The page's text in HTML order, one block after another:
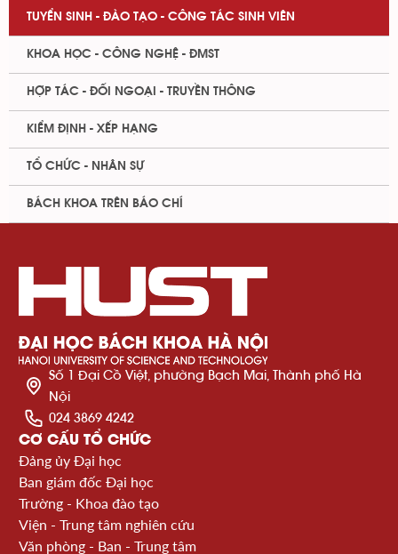
TUYỂN SINH - ĐÀO TẠO - CÔNG TÁC SINH VIÊN
KHOA HỌC - CÔNG NGHỆ - ĐMST
HỢP TÁC - ĐỐI NGOẠI - TRUYỀN THÔNG
KIỂM ĐỊNH - XẾP HẠNG
TỔ CHỨC - NHÂN SỰ
BÁCH KHOA TRÊN BÁO CHÍ
Số 1 Đại Cồ Việt, phường Bạch Mai, Thành phố Hà
Nội
024 3869 4242
CƠ CẤU TỔ CHỨC
Đảng ủy Đại học
Ban giám đốc Đại học
Trường - Khoa đào tạo
Viện - Trung tâm nghiên cứu
Văn phòng - Ban - Trung tâm